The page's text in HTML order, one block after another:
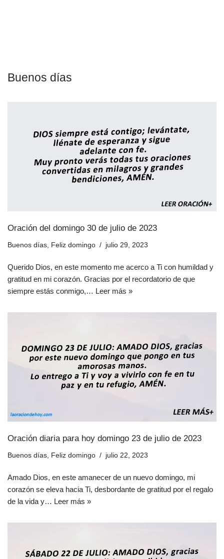
Buenos días
Oración del domingo 30 de julio de 2023
Buenos días Feliz domingo julio 29, 2023
Querido Dios, en este momento me acerco a Ti con humildad y
gratitud en mi corazón. Gracias por el recordatorio de que
siempre estás conmigo,… Leer más »
Oración diaria para hoy domingo 23 de julio de 2023
Buenos días Feliz domingo julio 22, 2023
Amado Dios, en este amanecer de un nuevo domingo, mi
corazón se eleva hacia Ti, desbordante de gratitud por el regalo
de la vida y… Leer más »